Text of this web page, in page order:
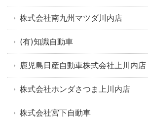
株式会社南九州マツダ川内店
(有)知識自動車
鹿児島日産自動車株式会社上川内店
株式会社ホンダさつま上川内店
株式会社宮下自動車